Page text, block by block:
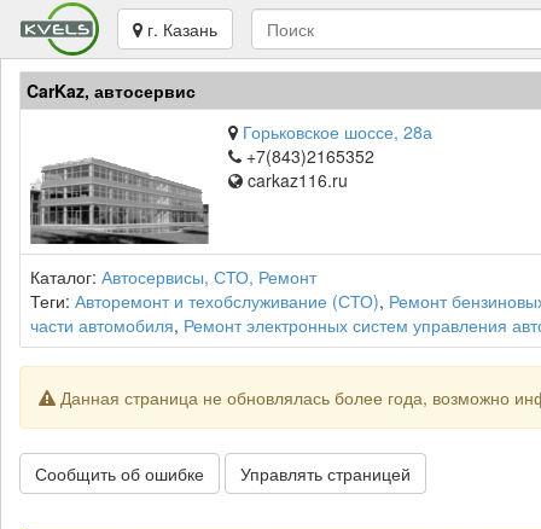
г. Казань
CarKaz, автосервис
Горьковское шоссе, 28а
+7(843)2165352
carkaz116.ru
Каталог: Автосервисы, СТО, Ремонт
Теги: Авторемонт и техобслуживание (СТО), Ремонт
части автомобиля, Ремонт электронных систем управления
Данная страница не обновлялась более года, возможно
Сообщить об ошибке Управлять страницей